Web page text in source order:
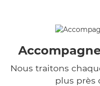
Nous traitons
plus près